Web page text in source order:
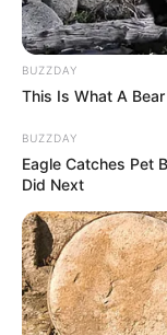
szociális
Péter pedig…
lényege. Nem a
emberek.
At a charity
“I thought I
meantime, I let
noticing. That
to Esther… I
BUZZDAY
This Is What A
BUZZDAY
Eagle Catches Pet
Did Next